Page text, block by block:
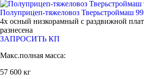
Полуприцеп-тяжеловоз Тверьстроймаш
4х осный низкорамный с раздвижной
разнесена
ЗАПРОСИТЬ КП
Макс.полная масса:
57 600 кг